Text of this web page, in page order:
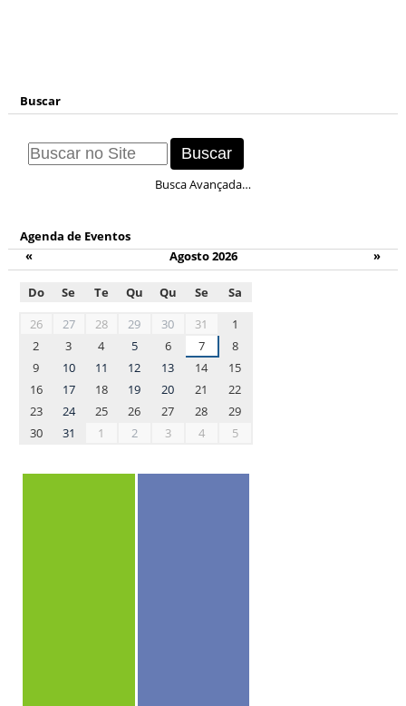
Buscar
Busca Avançada…
Agenda de Eventos
«
Agosto 2026 »
Do Se Te Qu Qu Se
Sa
26
27 28 29 30 31
1
2
3 4 5 6 7
8
9
10 11 12 13 14
15
16
17 18 19 20 21
22
23
24 25 26 27 28
29
30
31 1 2 3 4 5